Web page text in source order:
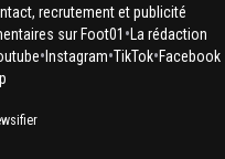
recrutement et publicité
sur Foot01 •La rédaction
• Instagram•TikTok•Facebook